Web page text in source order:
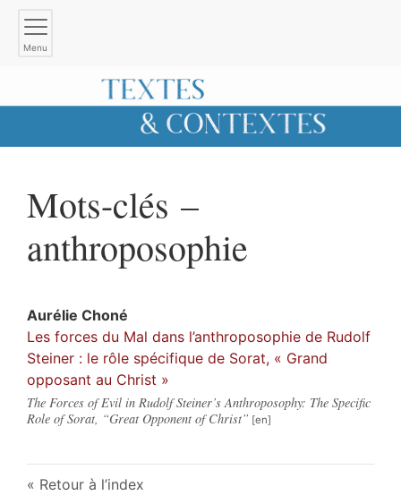
Menu
Mots-clés –
anthroposophie
Aurélie Choné
Les forces du Mal dans l’anthroposophie de Rudolf
Steiner : le rôle spécifique de Sorat, « Grand
opposant au Christ »
The Forces of Evil in Rudolf Steiner’s Anthroposophy: The Specific
Role of Sorat, “Great Opponent of Christ”
Retour à l’index